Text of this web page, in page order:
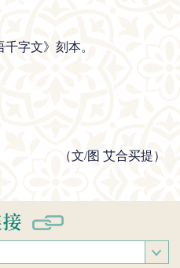
字文》刻本。
（文/图 艾合买提）